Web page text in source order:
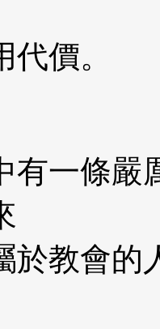
價。
有一條嚴
於教會的